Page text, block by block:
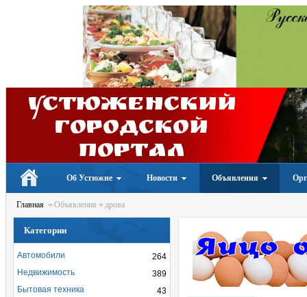
Устюженский
Городской
портал
Об Устюжне Новости Объявления
Главная Объявления дрова
Категории
264
Автомобили
389
Недвижимость
43
Бытовая техника